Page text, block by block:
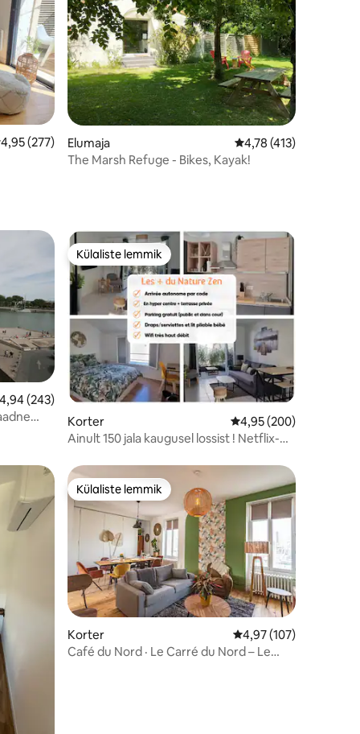
hinnang 4,95/5, 277 hinnangut
4,95 (277)
Elumaja Keskmine hinnang
4,78 (413)
The Marsh Refuge - Bikes, Kayak!
hinnang 4,94/5, 243 hinnangut
4,94 (243)
Külaliste lemmik
Külaliste lemmik
Korter Keskmine hinnang
4,95 (200)
Ainult 150 jala kaugusel lossist ! Netflix-
Külaliste lemmik
Külaliste lemmik
Korter Keskmine hinnang
4,97 (107)
Café du Nord · Le Carré du Nord – Le